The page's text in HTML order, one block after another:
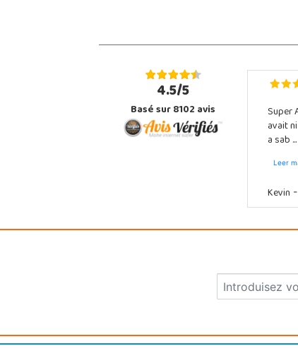
4.5/5
Basé sur 8102 avis Super
avait
a sab ...
Leer
Kevin